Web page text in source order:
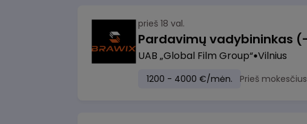
prieš 18 val.
UAB „Global Film Group“ Vilnius
1200 - 4000 €/mėn. Prieš mokesčius